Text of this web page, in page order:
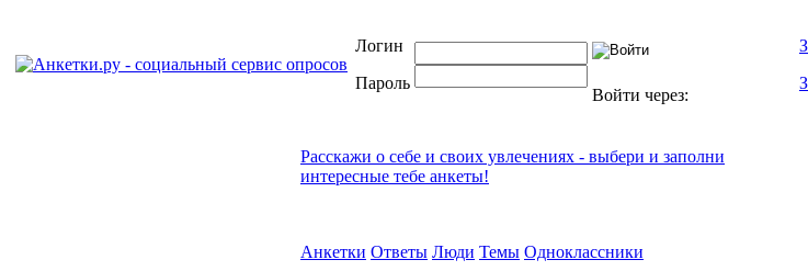
Логин
Пароль
Войти через:
Расскажи о себе и своих увлечениях - выбери и заполни
интересные тебе анкеты!
Анкетки Ответы Люди Темы Одноклассники